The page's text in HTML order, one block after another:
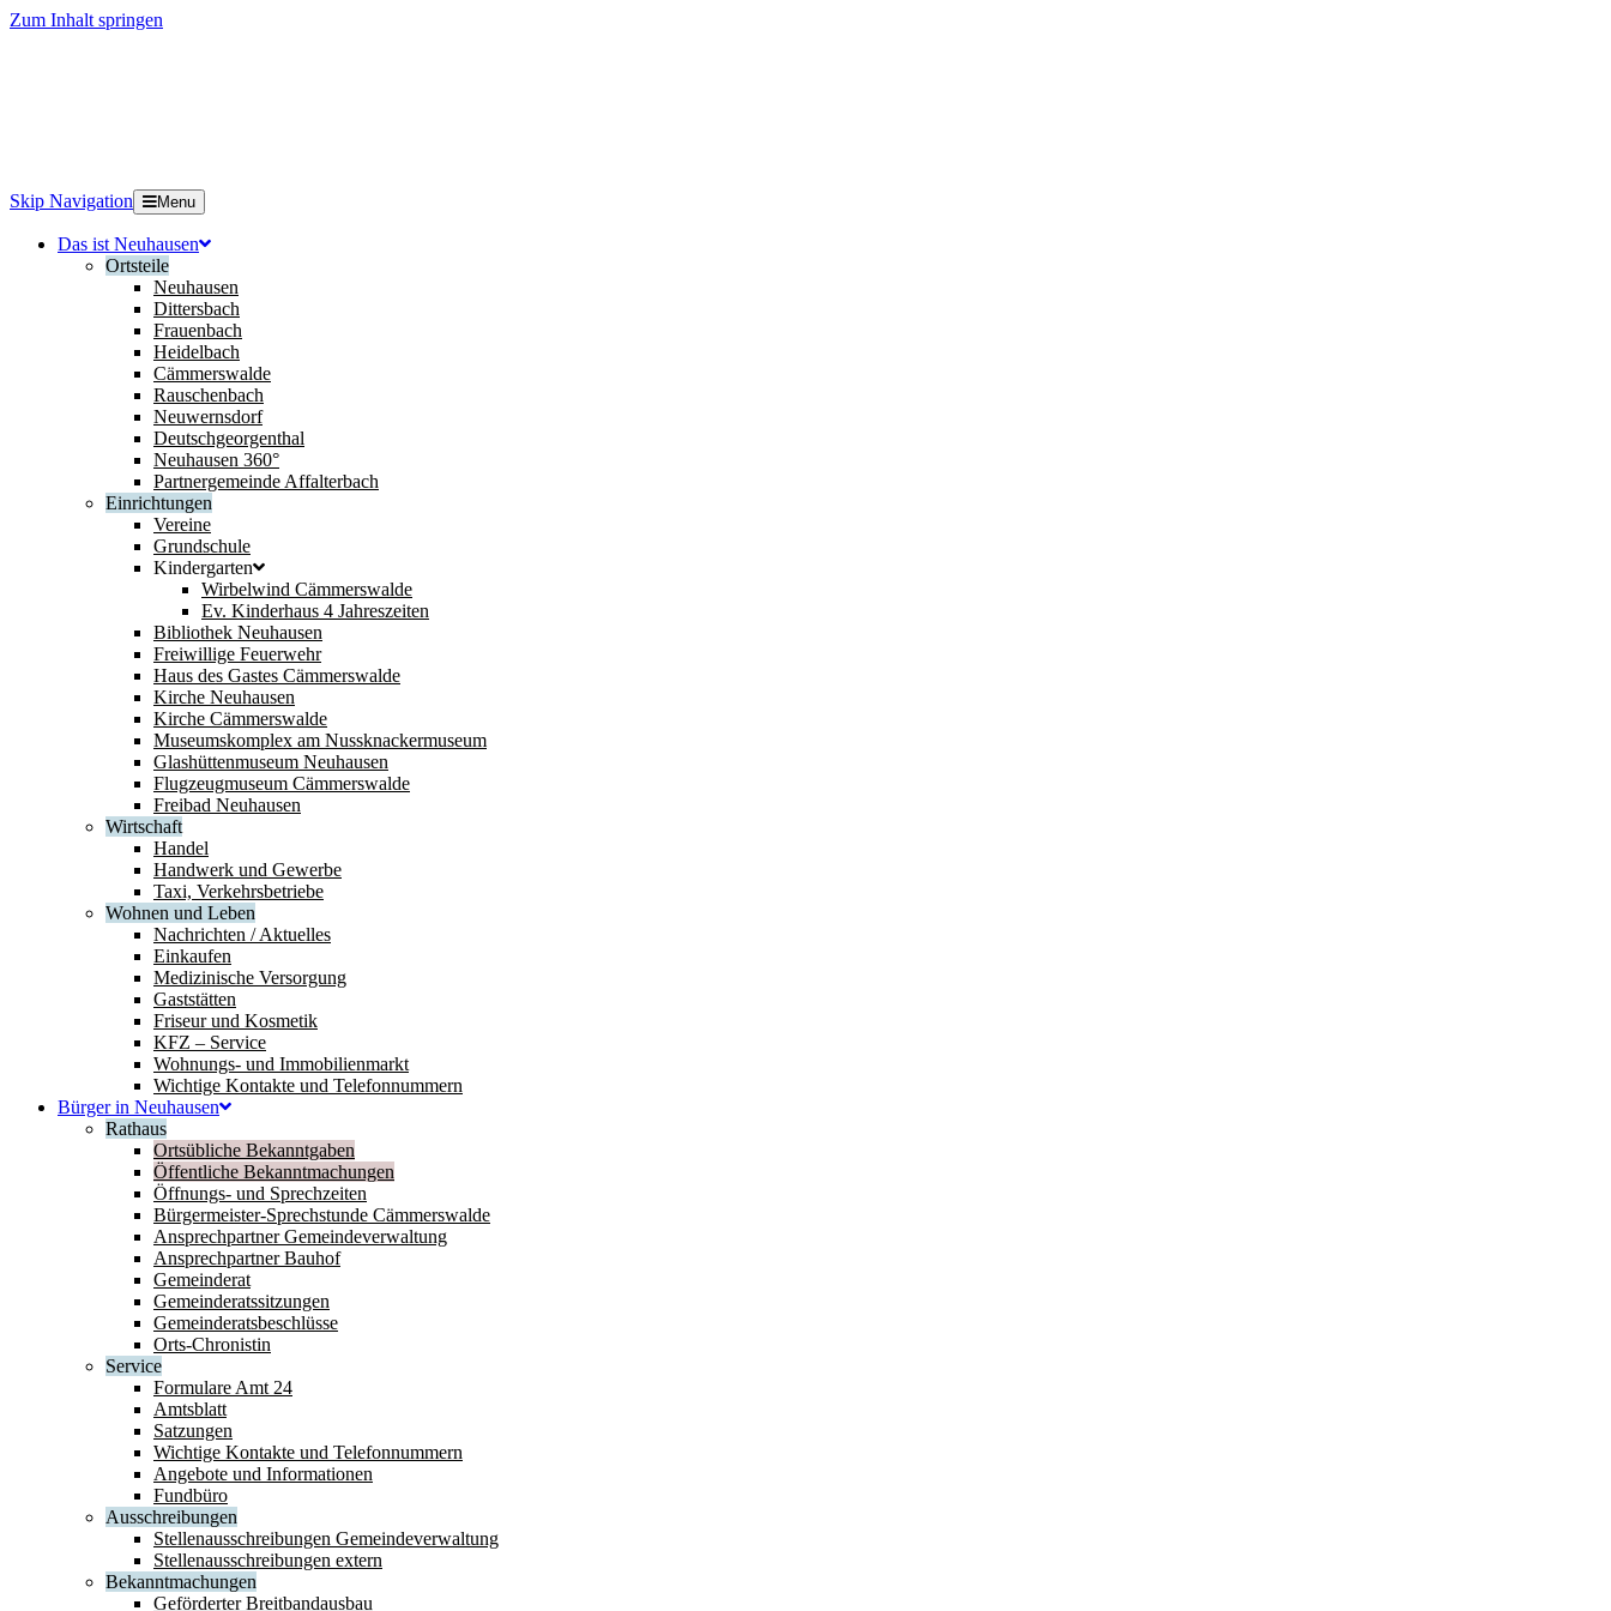
Zum Inhalt springen
Skip Navigation Menu
Das ist Neuhausen
Ortsteile
Neuhausen
Dittersbach
Frauenbach
Heidelbach
Cämmerswalde
Rauschenbach
Neuwernsdorf
Deutschgeorgenthal
Neuhausen 360°
Partnergemeinde Affalterbach
Einrichtungen
Vereine
Grundschule
Kindergarten
Wirbelwind Cämmerswalde
Ev. Kinderhaus 4 Jahreszeiten
Bibliothek Neuhausen
Freiwillige Feuerwehr
Haus des Gastes Cämmerswalde
Kirche Neuhausen
Kirche Cämmerswalde
Museumskomplex am Nussknackermuseum
Glashüttenmuseum Neuhausen
Flugzeugmuseum Cämmerswalde
Freibad Neuhausen
Wirtschaft
Handel
Handwerk und Gewerbe
Taxi, Verkehrsbetriebe
Wohnen und Leben
Nachrichten / Aktuelles
Einkaufen
Medizinische Versorgung
Gaststätten
Friseur und Kosmetik
KFZ – Service
Wohnungs- und Immobilienmarkt
Wichtige Kontakte und Telefonnummern
Bürger in Neuhausen
Rathaus
Ortsübliche Bekanntgaben
Öffentliche Bekanntmachungen
Öffnungs- und Sprechzeiten
Bürgermeister-Sprechstunde Cämmerswalde
Ansprechpartner Gemeindeverwaltung
Ansprechpartner Bauhof
Gemeinderat
Gemeinderatssitzungen
Gemeinderatsbeschlüsse
Orts-Chronistin
Service
Formulare Amt 24
Amtsblatt
Satzungen
Wichtige Kontakte und Telefonnummern
Angebote und Informationen
Fundbüro
Ausschreibungen
Stellenausschreibungen Gemeindeverwaltung
Stellenausschreibungen extern
Bekanntmachungen
Geförderter Breitbandausbau